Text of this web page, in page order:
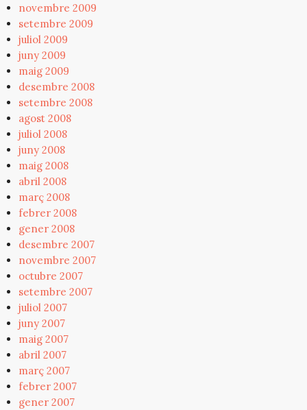
novembre 2009
setembre 2009
juliol 2009
juny 2009
maig 2009
desembre 2008
setembre 2008
agost 2008
juliol 2008
juny 2008
maig 2008
abril 2008
març 2008
febrer 2008
gener 2008
desembre 2007
novembre 2007
octubre 2007
setembre 2007
juliol 2007
juny 2007
maig 2007
abril 2007
març 2007
febrer 2007
gener 2007